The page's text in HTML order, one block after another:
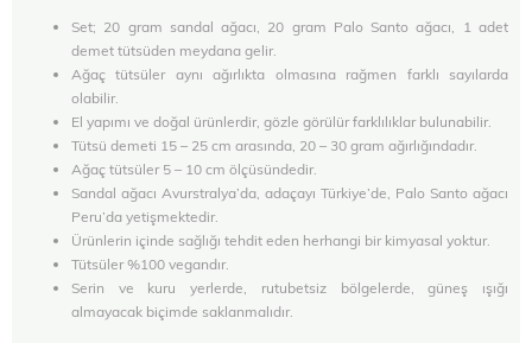
Set; 20 gram sandal ağacı, 20 gram Palo Santo ağacı, 1 adet
demet tütsüden meydana gelir.
Ağaç tütsüler aynı ağırlıkta olmasına rağmen farklı sayılarda
olabilir.
El yapımı ve doğal ürünlerdir, gözle görülür farklılıklar bulunabilir.
Tütsü demeti 15 – 25 cm arasında, 20 – 30 gram ağırlığındadır.
Ağaç tütsüler 5 – 10 cm ölçüsündedir.
Sandal ağacı Avurstralya’da, adaçayı Türkiye’de, Palo Santo ağacı
Peru’da yetişmektedir.
Ürünlerin içinde sağlığı tehdit eden herhangi bir kimyasal yoktur.
Tütsüler %100 vegandır.
Serin ve kuru yerlerde, rutubetsiz bölgelerde, güneş ışığı
almayacak biçimde saklanmalıdır.